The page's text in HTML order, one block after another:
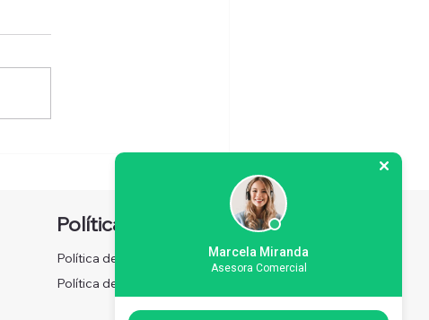
Modelaje webcam como
trampolín: la historia real de
Política
Política de Privacidad
Política de Privacidad
Redes sociales
Facebook
Instagram
X
Marcela Miranda
Asesora Comercial